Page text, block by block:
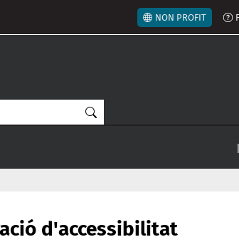
Menú del
NON PROFIT
d'accessibilitat